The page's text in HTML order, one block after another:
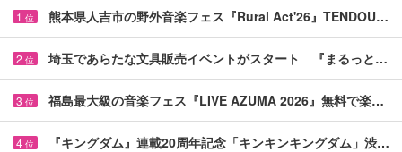
1 位 熊本県人吉市の野外音楽フェス『Rural Act'26』TENDOU…
2 位 埼玉であらたな文具販売イベントがスタート 『まるっと…
3 位 福島最大級の音楽フェス『LIVE AZUMA 2026』無料で楽…
4 位 『キングダム』連載20周年記念「キンキンキングダム」渋…